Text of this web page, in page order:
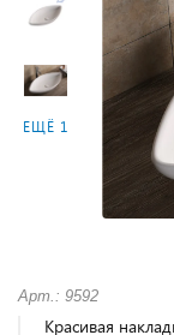
ЕЩЁ 1
Арт.: 9592
Красивая